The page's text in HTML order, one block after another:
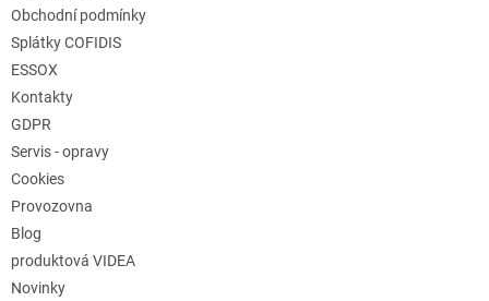
Obchodní podmínky
Splátky COFIDIS
ESSOX
Kontakty
GDPR
Servis - opravy
Cookies
Provozovna
Blog
produktová VIDEA
Novinky